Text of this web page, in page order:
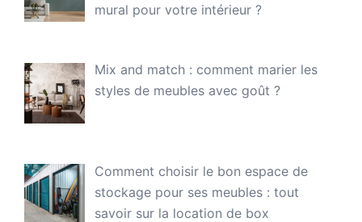
mural pour votre intérieur ?
Mix and match : comment marier les
styles de meubles avec goût ?
Comment choisir le bon espace de
stockage pour ses meubles : tout
savoir sur la location de box